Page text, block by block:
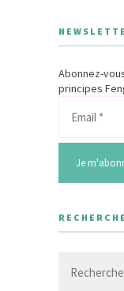
Abonnez-
principes
RECHERCHE